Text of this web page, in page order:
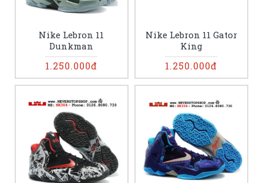
Nike Lebron 11
Dunkman
1.250.000đ
Nike Lebron 11 Gator
King
1.250.000đ